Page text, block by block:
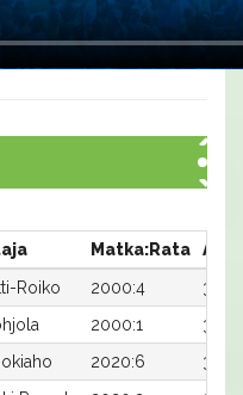
Matka:Rata
Aika
Roiko 2000:4
32,3
2000:1
34,2
2020:6
33,3